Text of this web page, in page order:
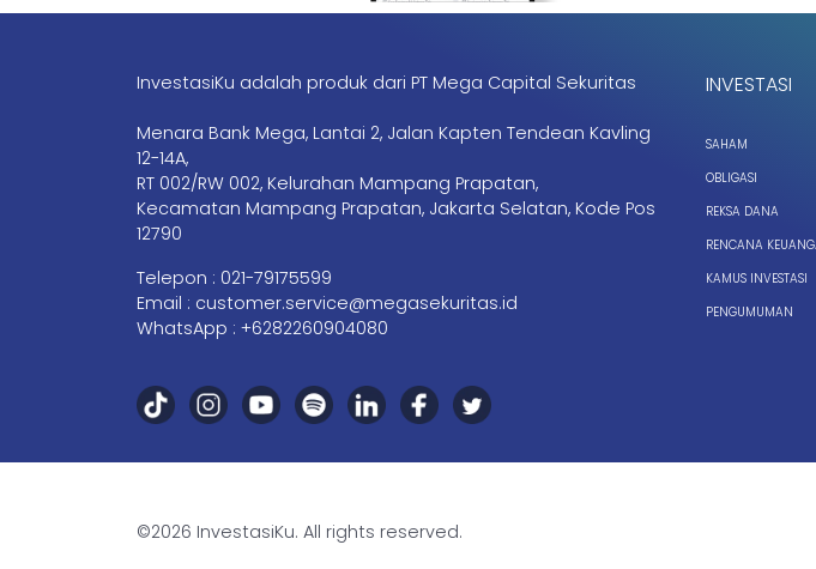
InvestasiKu adalah produk dari PT Mega Capital Sekuritas
Menara Bank Mega, Lantai 2, Jalan Kapten Tendean Kavling
12-14A,
RT 002/RW 002, Kelurahan Mampang Prapatan,
Kecamatan Mampang Prapatan, Jakarta Selatan, Kode Pos
12790
Telepon : 021-79175599
Email : customer.service@megasekuritas.id
WhatsApp : +6282260904080
INVESTASI
SAHAM
OBLIGASI
REKSA DANA
RENCANA
KAMUS INVESTASI
PENGUMUMAN
©2026 InvestasiKu. All rights reserved.